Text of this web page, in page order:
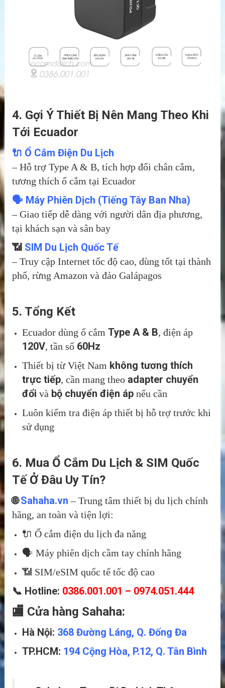
4. Gợi Ý Thiết Bị Nên Mang Theo Khi
Tới Ecuador
🔌 Ổ Cắm Điện Du Lịch
– Hỗ trợ Type A & B, tích hợp đổi chân cắm,
tương thích ổ cắm tại Ecuador
🗣️ Máy Phiên Dịch (Tiếng Tây Ban Nha)
– Giao tiếp dễ dàng với người dân địa phương,
tại khách sạn và sân bay
📶 SIM Du Lịch Quốc Tế
– Truy cập Internet tốc độ cao, dùng tốt tại thành
phố, rừng Amazon và đảo Galápagos
5. Tổng Kết
Ecuador dùng ổ cắm Type A & B, điện áp
120V, tần số 60Hz
Thiết bị từ Việt Nam không tương thích
trực tiếp, cần mang theo adapter chuyển
đổi và bộ chuyển điện áp nếu cần
Luôn kiểm tra điện áp thiết bị hỗ trợ trước khi
sử dụng
6. Mua Ổ Cắm Du Lịch & SIM Quốc
Tế Ở Đâu Uy Tín?
🌐Sahaha.vn – Trung tâm thiết bị du lịch chính
hãng, an toàn và tiện lợi:
🔌 Ổ cắm điện du lịch đa năng
🗣️ Máy phiên dịch cầm tay chính hãng
📶 SIM/eSIM quốc tế tốc độ cao
📞 Hotline: 0386.001.001 – 0974.051.444
🏬 Cửa hàng Sahaha:
Hà Nội: 368 Đường Láng, Q. Đống Đa
TP.HCM: 194 Cộng Hòa, P.12, Q. Tân Bình